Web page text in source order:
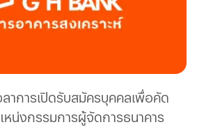
ลาการเปิดรับสมัครบุคคลเพื่อคัด
หน่งกรรมการผู้จัดการธนาคาร